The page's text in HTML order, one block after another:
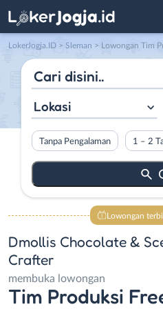
LokerJogja.ID > Sleman > Lowongan Tim
Lokasi
Tanpa Pengalaman 1 – 2
Lowongan
Dmollis Chocolate &
Crafter
membuka lowongan
Tim Produksi